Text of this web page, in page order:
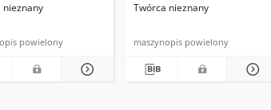
nieznany
powielony
Twórca nieznany
maszynopis powielony